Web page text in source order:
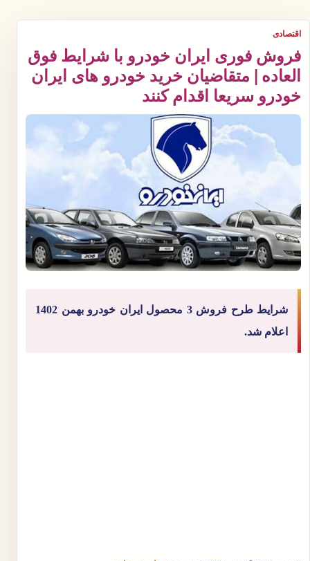
اقتصادی
فروش فوری ایران خودرو با شرایط فوق
العاده | متقاضیان خرید خودرو های ایران
خودرو سریعا اقدام کنند
​شرایط طرح فروش 3 محصول ایران خودرو بهمن 1402
اعلام شد.